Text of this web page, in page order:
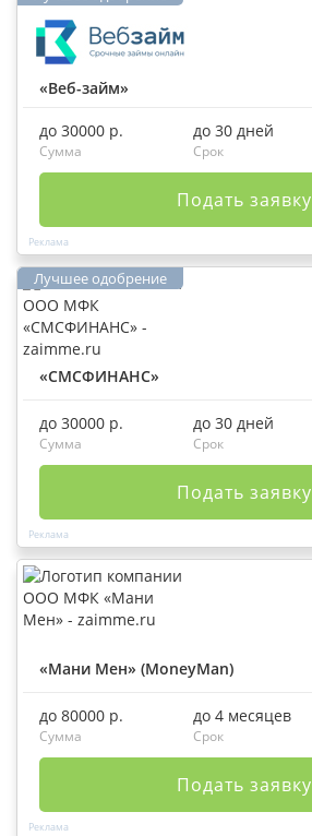
«Веб-займ»
до 30000 р.
Сумма
до 30 дней
Срок
Подать заявку
«СМСФИНАНС»
до 30000 р.
Сумма
до 30 дней
Срок
Подать заявку
«Мани Мен» (MoneyMan)
до 80000 р.
Сумма
до 4 месяцев
Срок
Подать заявку